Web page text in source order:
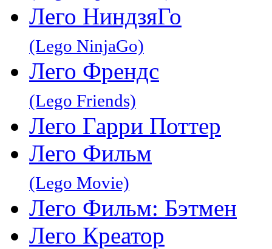
Лего НиндзяГо
(Lego NinjaGo)
Лего Френдс
(Lego Friends)
Лего Гарри Поттер
Лего Фильм
(Lego Movie)
Лего Фильм: Бэтмен
Лего Креатор